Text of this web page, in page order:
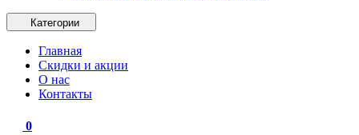
Категории
Главная
Скидки и акции
О нас
Контакты
0